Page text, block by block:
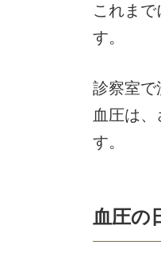
これま
す。
診察室で
血圧は
す。
血圧の